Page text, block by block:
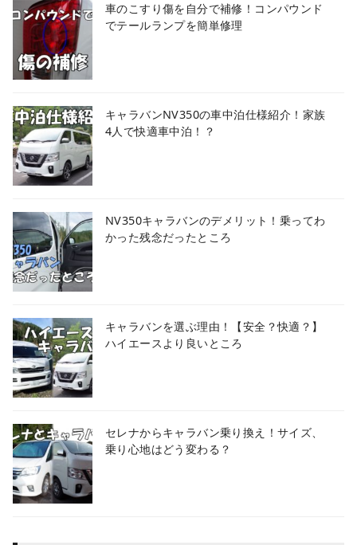
車のこすり傷を自分で補修！コンパウンド
でテールランプを簡単修理
キャラバンNV350の車中泊仕様紹介！家族
4人で快適車中泊！？
NV350キャラバンのデメリット！乗ってわ
かった残念だったところ
キャラバンを選ぶ理由！【安全？快適？】
ハイエースより良いところ
セレナからキャラバン乗り換え！サイズ、
乗り心地はどう変わる？